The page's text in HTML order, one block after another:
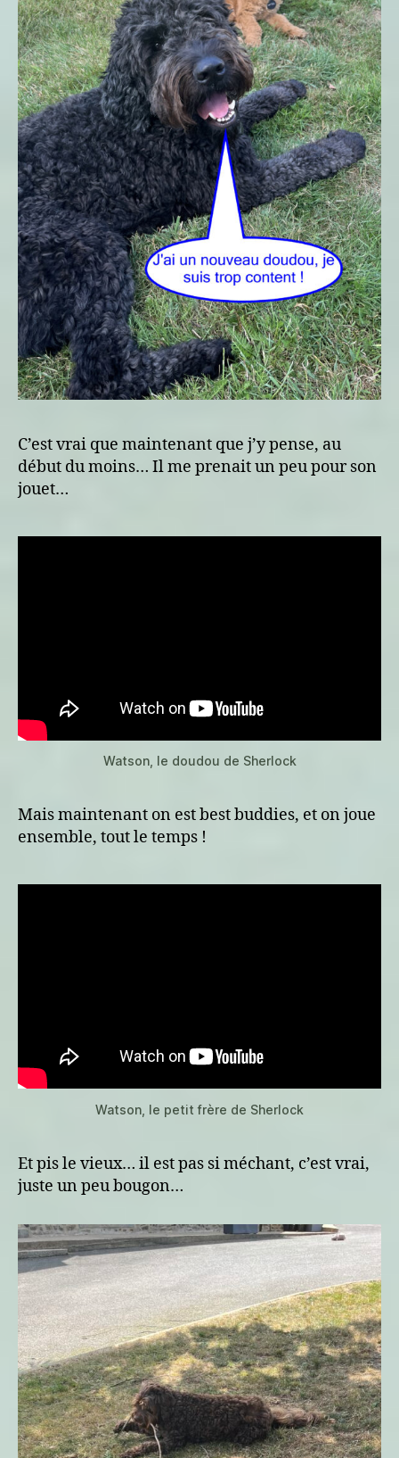
C’est vrai que maintenant que j’y pense, au
début du moins… Il me prenait un peu pour son
jouet…
Watson, le doudou de Sherlock
Mais maintenant on est best buddies, et on joue
ensemble, tout le temps !
Watson, le petit frère de Sherlock
Et pis le vieux… il est pas si méchant, c’est vrai,
juste un peu bougon…